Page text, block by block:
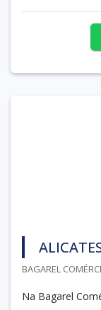
BAGAREL
Na Bagarel